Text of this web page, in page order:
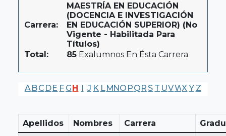
Carrera:
MAESTRÍA EN EDUCACIÓN
(DOCENCIA E INVESTIGACIÓN
EN EDUCACIÓN SUPERIOR) (No
Vigente - Habilitada Para
Títulos)
Total:
85 Exalumnos En Ésta Carrera
A BC DE F GH I J K LMNO PQR S T UVWX Y Z
Apellidos Nombres Carrera